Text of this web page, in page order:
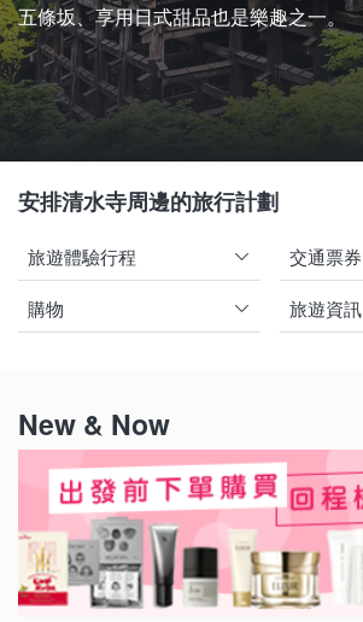
五條坂、享用日式甜品也是樂趣之一。
安排清水寺周邊的旅行計劃
旅遊體驗行程 交通票券
購物 旅遊資訊
New & Now